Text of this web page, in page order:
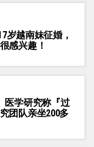
岁越南妹征婚，
感兴趣！
医学研究称『过
团队亲坐200多